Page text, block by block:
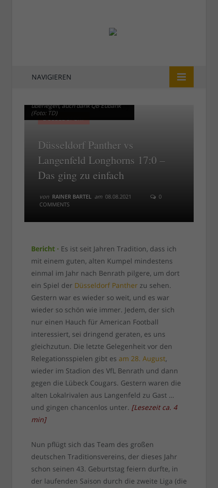
NAVIGIEREN
überlegen, auch dank QB Eubank
(Foto: TD)
DÜSSEL-SPORT
Düsseldorf Panther vs
Langenfeld Longhorns 17:0 –
Das ging zu einfach
von RAINER BARTEL am 08.08.2021
0
COMMENTS
überlegen, auch dank QB Eubank
(Foto: TD)
Bericht · Es ist seit Jahren Tradition, dass ich
mit einem guten, alten Kumpel mindestens
einmal im Jahr nach Benrath pilgere, um dort
ein Spiel der Düsseldorf Pantherzu sehen.
Gestern war es wieder so weit, und es war
wieder so schön wie immer. Jedem, der sich
nur einen Hauch für American Football
interessiert, sei dringend geraten, es uns
gleichzutun. Die letzte Gelegenheit vor den
Relegationsspielen gibt es am 28. August,
wieder im Stadion des VfL Benrath und dann
gegen die Lübeck Cougars. Gestern waren die
alten Lokalrivalen aus Langenfeld zu Gast …
und gingen chancenlos unter. [Lesezeit ca. 4
min]
Nun pflügt sich das Team des großen
deutschen Traditionsvereins, der dieses Jahr
schon seinen 43. Geburtstag feiern durfte, in
der laufenden Saison durch die zweite Liga (die